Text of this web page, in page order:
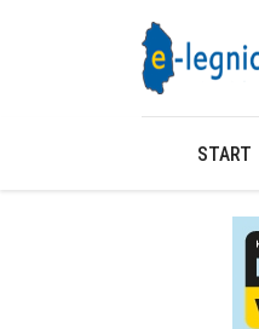
START